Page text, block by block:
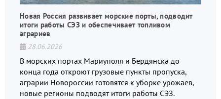
Новая Россия развивает морские порты, подводит
итоги работы СЭЗ и обеспечивает топливом
аграриев
28.06.2026
В морских портах Мариуполя и Бердянска до
конца года откроют грузовые пункты пропуска,
аграрии Новороссии готовятся к уборке урожаев,
новые регионы подводят итоги работы СЭЗ.